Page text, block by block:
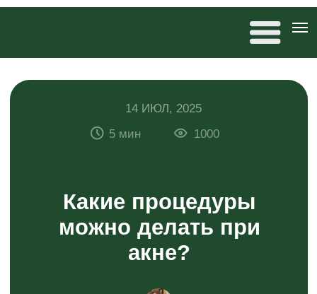
Какие процедуры
Антонина Дремова
редактор 20×80, автор статей